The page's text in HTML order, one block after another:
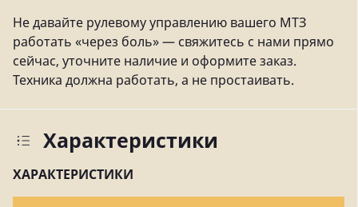
Не давайте рулевому управлению вашего МТЗ
работать «через боль» — свяжитесь с нами прямо
сейчас, уточните наличие и оформите заказ.
Техника должна работать, а не простаивать.
Характеристики
ХАРАКТЕРИСТИКИ